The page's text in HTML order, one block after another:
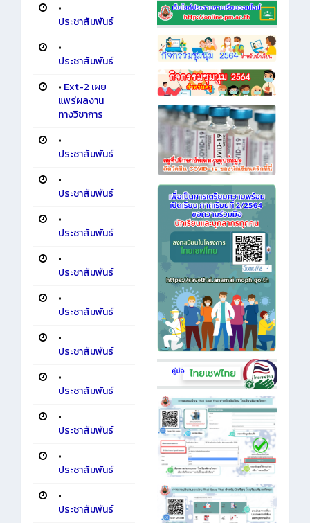
•
ประชาสัมพันธ์
•
ประชาสัมพันธ์
• Ext-2 เผย
แพร่ผลงาน
ทางวิชาการ
•
ประชาสัมพันธ์
•
ประชาสัมพันธ์
•
ประชาสัมพันธ์
•
ประชาสัมพันธ์
•
ประชาสัมพันธ์
•
ประชาสัมพันธ์
•
ประชาสัมพันธ์
•
ประชาสัมพันธ์
•
ประชาสัมพันธ์
•
ประชาสัมพันธ์